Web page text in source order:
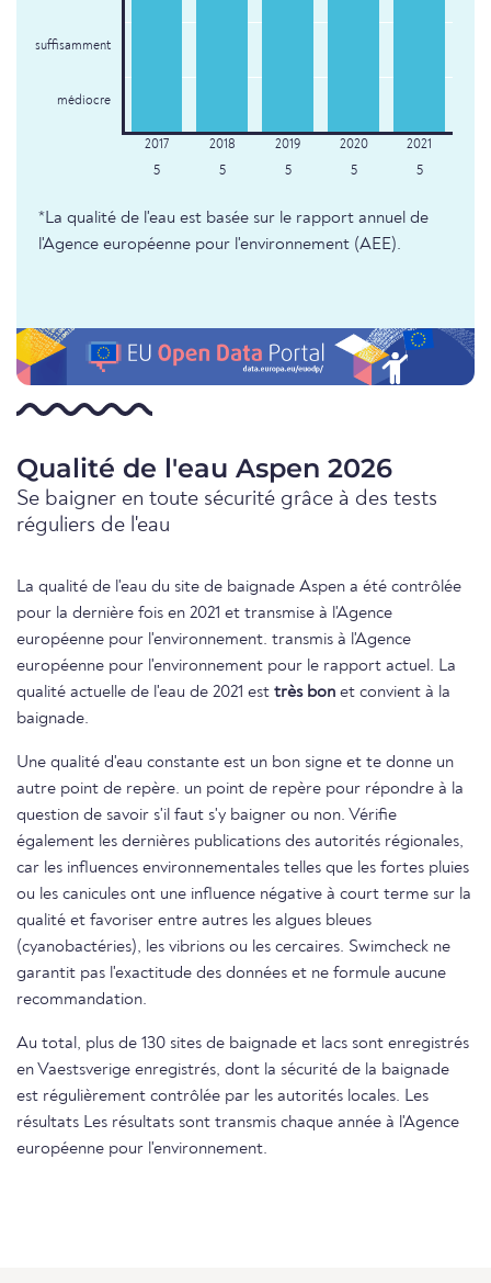
suffisamment
médiocre
5 5 5 5 5
*La qualité de l'eau est basée sur le rapport annuel de
l'Agence européenne pour l'environnement (AEE).
Qualité de l'eau Aspen 2026
Se baigner en toute sécurité grâce à des tests
réguliers de l'eau
La qualité de l'eau du site de baignade Aspen a été contrôlée
pour la dernière fois en 2021 et transmise à l'Agence
européenne pour l'environnement. transmis à l'Agence
européenne pour l'environnement pour le rapport actuel. La
qualité actuelle de l'eau de 2021 est très bon et convient à la
baignade.
Une qualité d'eau constante est un bon signe et te donne un
autre point de repère. un point de repère pour répondre à la
question de savoir s'il faut s'y baigner ou non. Vérifie
également les dernières publications des autorités régionales,
car les influences environnementales telles que les fortes pluies
ou les canicules ont une influence négative à court terme sur la
qualité et favoriser entre autres les algues bleues
(cyanobactéries), les vibrions ou les cercaires. Swimcheck ne
garantit pas l'exactitude des données et ne formule aucune
recommandation.
Au total, plus de 130 sites de baignade et lacs sont enregistrés
en Vaestsverige enregistrés, dont la sécurité de la baignade
est régulièrement contrôlée par les autorités locales. Les
résultats Les résultats sont transmis chaque année à l'Agence
européenne pour l'environnement.